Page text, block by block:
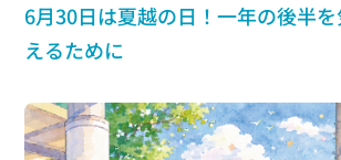
6月30日は夏越の日！一年の後半
えるために